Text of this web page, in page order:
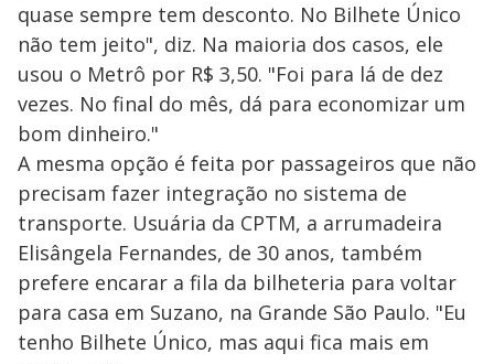
quase sempre tem desconto. No Bilhete Único
não tem jeito", diz. Na maioria dos casos, ele
usou o Metrô por R$ 3,50. "Foi para lá de dez
vezes. No final do mês, dá para economizar um
bom dinheiro."
A mesma opção é feita por passageiros que não
precisam fazer integração no sistema de
transporte. Usuária da CPTM, a arrumadeira
Elisângela Fernandes, de 30 anos, também
prefere encarar a fila da bilheteria para voltar
para casa em Suzano, na Grande São Paulo. "Eu
tenho Bilhete Único, mas aqui fica mais em